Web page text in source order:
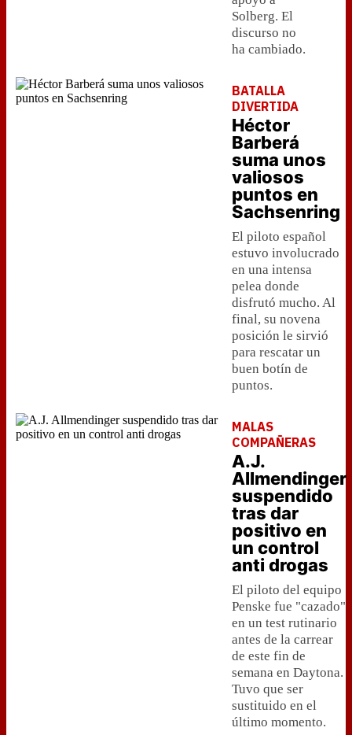
Solberg. El
discurso no
ha cambiado.
BATALLA
DIVERTIDA
Héctor
Barberá
suma unos
valiosos
puntos en
Sachsenring
El piloto español
estuvo involucrado
en una intensa
pelea donde
disfrutó mucho. Al
final, su novena
posición le sirvió
para rescatar un
buen botín de
puntos.
MALAS
COMPAÑERAS
A.J.
Allmendinger
suspendido
tras dar
positivo en
un control
anti drogas
El piloto del equipo
Penske fue "cazado"
en un test rutinario
antes de la carrear
de este fin de
semana en Daytona.
Tuvo que ser
sustituido en el
último momento.